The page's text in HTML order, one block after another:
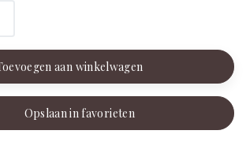
aan winkelwagen
Opslaan in favorieten